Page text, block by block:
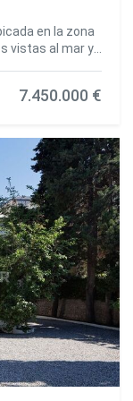
en la zona
vistas al mar y
salón con
esta planta se
con despacho.
con acceso
También
para el
una sala
15 coches.
diseñadas para
desde el
amplia zona
de pádel con
7.450.000 €